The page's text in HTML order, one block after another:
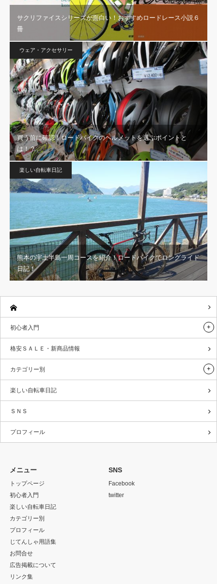
サクリファイスシリーズが面白い！おすすめロードレース小説６
冊
ウェア・アクセサリー
買う前に確認！ロードバイクのヘルメットを選ぶポイントと
は！？
楽しい自転車日記
熊本の宇土半島一周コースを紹介！ロードバイクでロングライド
日記！
初心者入門
格安ＳＡＬＥ・新商品情報
カテゴリー別
楽しい自転車日記
ＳＮＳ
プロフィール
メニュー
トップページ
初心者入門
楽しい自転車日記
カテゴリー別
プロフィール
じてんしゃ用語集
お問合せ
広告掲載について
リンク集
SNS
Facebook
twitter